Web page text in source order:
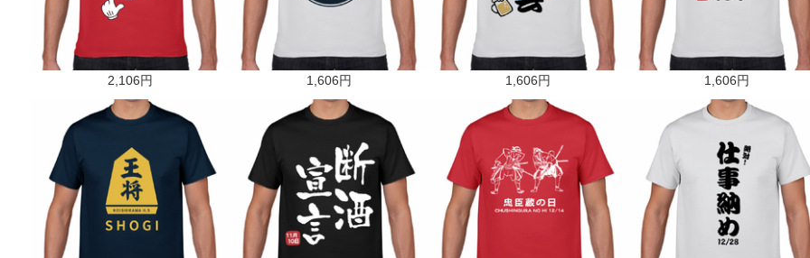
2,106円 1,606円 1,606円 1,606円